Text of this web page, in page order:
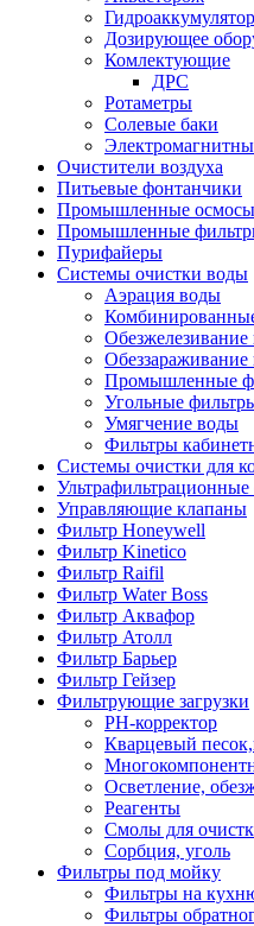
Дозирующее
Комлектующие
ДРС
Ротаметры
Солевые баки
Очистители воздуха
Питьевые фонтанчики
Промышленные осмосы
Промышленные
Пурифайеры
Системы очистки воды
Аэрация воды
Промышленные
Угольные
Умягчение воды
Фильтры
Системы очистки для
Управляющие клапаны
Фильтр Honeywell
Фильтр Kinetico
Фильтр Raifil
Фильтр Water Boss
Фильтр Аквафор
Фильтр Атолл
Фильтр Барьер
Фильтр Гейзер
Фильтрующие загрузки
PH-корректор
Кварцевый
Осветление,
Реагенты
Смолы для
Сорбция, уголь
Фильтры под мойку
Фильтры на
Фильтры